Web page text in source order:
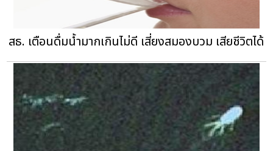
สธ. เตือนดื่มน้ำมากเกินไม่ดี เสี่ยงสมองบวม เสียชีวิตได้